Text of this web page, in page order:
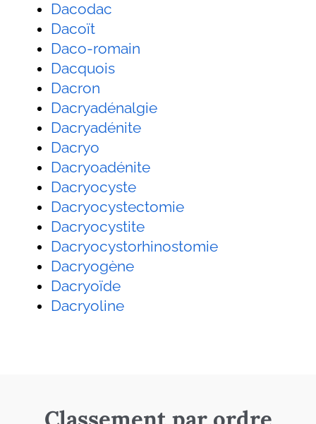
Dacodac
Dacoït
Daco-romain
Dacquois
Dacron
Dacryadénalgie
Dacryadénite
Dacryo
Dacryoadénite
Dacryocyste
Dacryocystectomie
Dacryocystite
Dacryocystorhinostomie
Dacryogène
Dacryoïde
Dacryoline